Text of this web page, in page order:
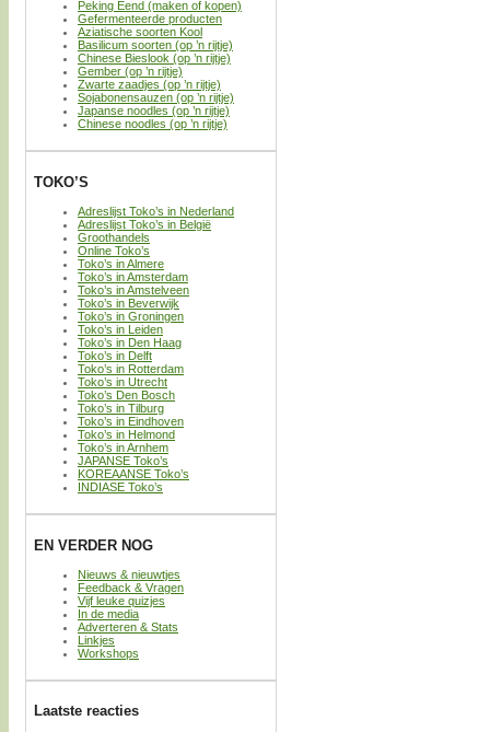
Peking Eend (maken of kopen)
Gefermenteerde producten
Aziatische soorten Kool
Basilicum soorten (op ’n rijtje)
Chinese Bieslook (op ’n rijtje)
Gember (op ’n rijtje)
Zwarte zaadjes (op ’n rijtje)
Sojabonensauzen (op ’n rijtje)
Japanse noodles (op ’n rijtje)
Chinese noodles (op ’n rijtje)
TOKO’S
Adreslijst Toko’s in Nederland
Adreslijst Toko’s in België
Groothandels
Online Toko’s
Toko’s in Almere
Toko’s in Amsterdam
Toko’s in Amstelveen
Toko’s in Beverwijk
Toko’s in Groningen
Toko’s in Leiden
Toko’s in Den Haag
Toko’s in Delft
Toko’s in Rotterdam
Toko’s in Utrecht
Toko’s Den Bosch
Toko’s in Tilburg
Toko’s in Eindhoven
Toko’s in Helmond
Toko’s in Arnhem
JAPANSE Toko’s
KOREAANSE Toko’s
INDIASE Toko’s
EN VERDER NOG
Nieuws & nieuwtjes
Feedback & Vragen
Vijf leuke quizjes
In de media
Adverteren & Stats
Linkjes
Workshops
Laatste reacties